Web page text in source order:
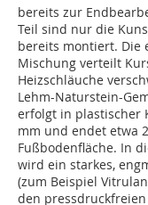
bereits zur
Teil sind nur die
bereits montiert. Die
Mischung verteilt
Heizschläuche
Lehm-Naturstein-
erfolgt in plastischer
mm und endet etwa
Fußbodenfläche. In
wird ein starkes,
(zum Beispiel
den